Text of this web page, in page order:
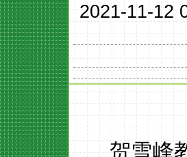
2021-11-12
贺雪峰